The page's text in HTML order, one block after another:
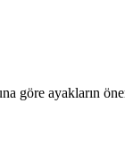
göre ayakların